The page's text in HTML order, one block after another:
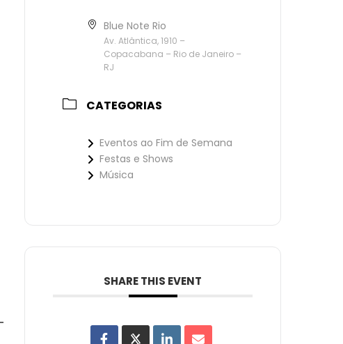
Blue Note Rio
Av. Atlântica, 1910 –
Copacabana – Rio de Janeiro –
RJ
CATEGORIAS
Eventos ao Fim de Semana
Festas e Shows
Música
SHARE THIS EVENT